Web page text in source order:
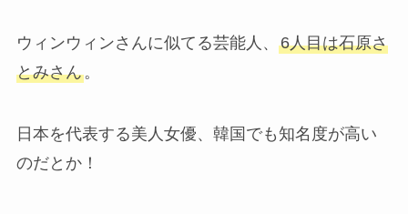
ウィンウィンさんに似てる芸能人、 6人目は石原さ
とみさん。
日本を代表する美人女優、韓国でも知名度が高い
のだとか！